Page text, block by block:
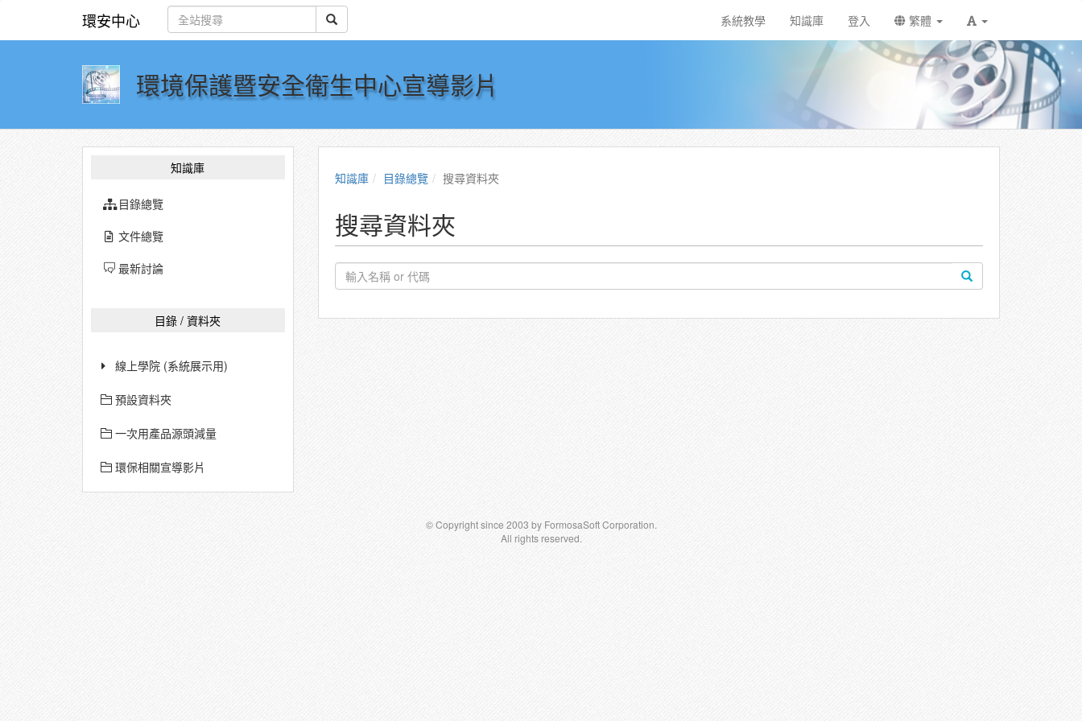
環安中心 系統教學 知識庫 登入 繁體
環境保護暨安全衛生中心宣導影片
知識庫
目錄總覽
文件總覽
最新討論
目錄 / 資料夾
線上學院 (系統展示用)
預設資料夾
一次用產品源頭減量
環保相關宣導影片
知識庫 目錄總覽 搜尋資料夾
搜尋資料夾
© Copyright since 2003 by FormosaSoft Corporation.
All rights reserved.